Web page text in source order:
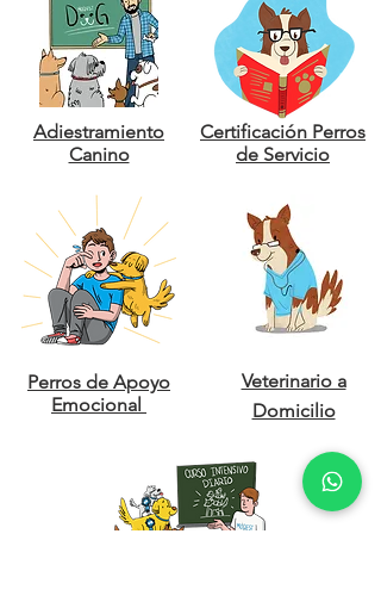
Canino
de Servicio
Domicilio